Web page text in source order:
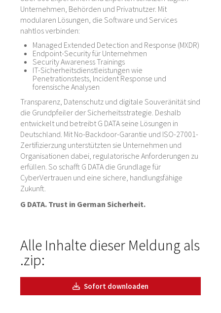
Unternehmen, Behörden und Privatnutzer. Mit
modularen Lösungen, die Software und Services
nahtlos verbinden:
Managed Extended Detection and Response (MXDR)
Endpoint-Security für Unternehmen
Security Awareness Trainings
IT-Sicherheitsdienstleistungen wie
Penetrationstests, Incident Response und
forensische Analysen
Transparenz, Datenschutz und digitale Souveränität sind
die Grundpfeiler der Sicherheitsstrategie. Deshalb
entwickelt und betreibt G DATA seine Lösungen in
Deutschland. Mit No-Backdoor-Garantie und ISO-27001-
Zertifizierzung unterstützten sie Unternehmen und
Organisationen dabei, regulatorische Anforderungen zu
erfüllen. So schafft G DATA die Grundlage für
CyberVertrauen und eine sichere, handlungsfähige
Zukunft.
G DATA. Trust in German Sicherheit.
Alle Inhalte dieser Meldung als
.zip:
Sofort downloaden